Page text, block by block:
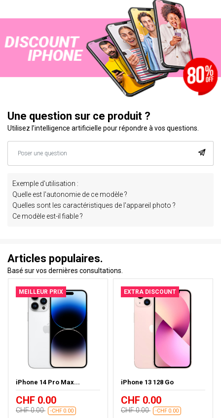
Une question sur ce produit ?
Utilisez l’intelligence artificielle pour répondre à vos questions.
Exemple d'utilisation :
Quelle est l'autonomie de ce modèle ?
Quelles sont les caractéristiques de l'appareil photo ?
Ce modèle est-il fiable ?
Articles populaires.
Basé sur vos dernières consultations.
MEILLEUR PRIX
iPhone 14 Pro Max...
CHF 0.00
CHF 0.00 -CHF 0.00
EXTRA DISCOUNT
iPhone 13 128 Go
CHF 0.00
CHF 0.00 -CHF 0.00